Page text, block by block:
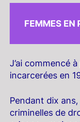
FEMMES EN
J’ai commencé
incarcerées en
Pendant dix
criminelles de